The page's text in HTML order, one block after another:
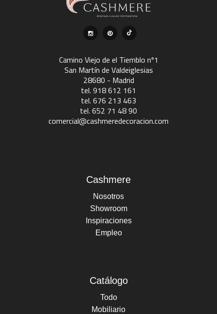
Camino Viejo de el Tiemblo nº1
San Martín de Valdeiglesias
28680 - Madrid
tel. 918 612 161
tel. 676 213 463
tel. 652 71 48 90
comercial@cashmeredecoracion.com
Cashmere
Nosotros
Showroom
Inspiraciones
Empleo
Catálogo
Todo
Mobiliario